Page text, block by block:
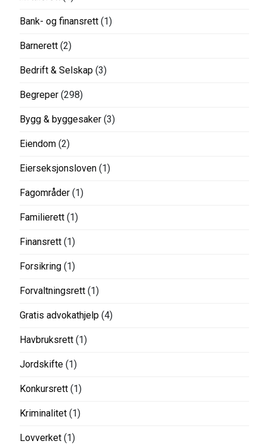
Bank- og finansrett (1)
Barnerett (2)
Bedrift & Selskap (3)
Begreper (298)
Bygg & byggesaker (3)
Eiendom (2)
Eierseksjonsloven (1)
Fagområder (1)
Familierett (1)
Finansrett (1)
Forsikring (1)
Forvaltningsrett (1)
Gratis advokathjelp (4)
Havbruksrett (1)
Jordskifte (1)
Konkursrett (1)
Kriminalitet (1)
Lovverket (1)